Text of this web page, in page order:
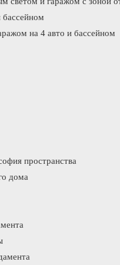
бассейном
на 4 авто и бассейном
пространства
дома